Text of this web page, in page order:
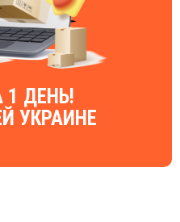
1 ДЕНЬ!
УКРАИНЕ